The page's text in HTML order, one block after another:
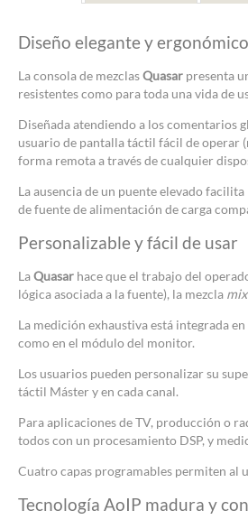
Diseño elegante y ergonómico
La consola de mezclasQuasar presenta
resistentes como para toda una vida de
Diseñada atendiendo a los comentarios
usuario de pantalla táctil fácil de operar
forma remota a través de cualquier
La ausencia de un puente elevado
de fuente de alimentación de carga
Personalizable y fácil de usar
LaQuasar hace que el trabajo del
lógica asociada a la fuente), la mezcla
La medición exhaustiva está integrada
como en el módulo del monitor.
Los usuarios pueden personalizar su
táctil Máster y en cada canal.
Para aplicaciones de TV, producción o
todos con un procesamiento DSP, y
Cuatro capas programables permiten al
Tecnología AoIP madura y